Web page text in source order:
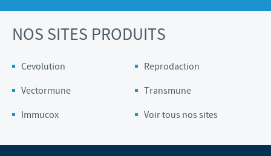
NOS SITES PRODUITS
Cevolution
Reprodaction
Vectormune
Transmune
Immucox
Voir tous nos sites